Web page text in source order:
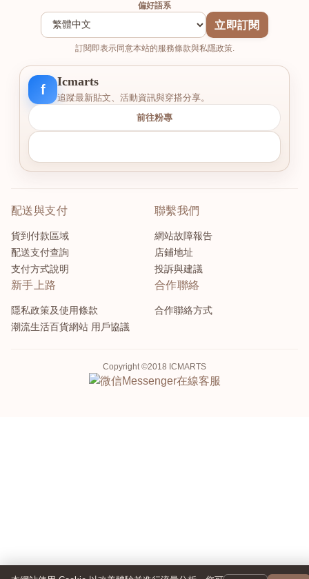
偏好語系
立即訂閱
訂閱即表示同意本站的服務條款與私隱政策.
f
Icmarts
追蹤最新貼文、活動資訊與穿搭分享。
前往粉專
配送與支付
貨到付款區域
配送支付查詢
支付方式說明
聯繫我們
網站故障報告
店鋪地址
投訴與建議
新手上路
隱私政策及使用條款
潮流生活百貨網站 用戶協議
合作聯絡
合作聯絡方式
Copyright ©2018 ICMARTS
Messenger在線客服